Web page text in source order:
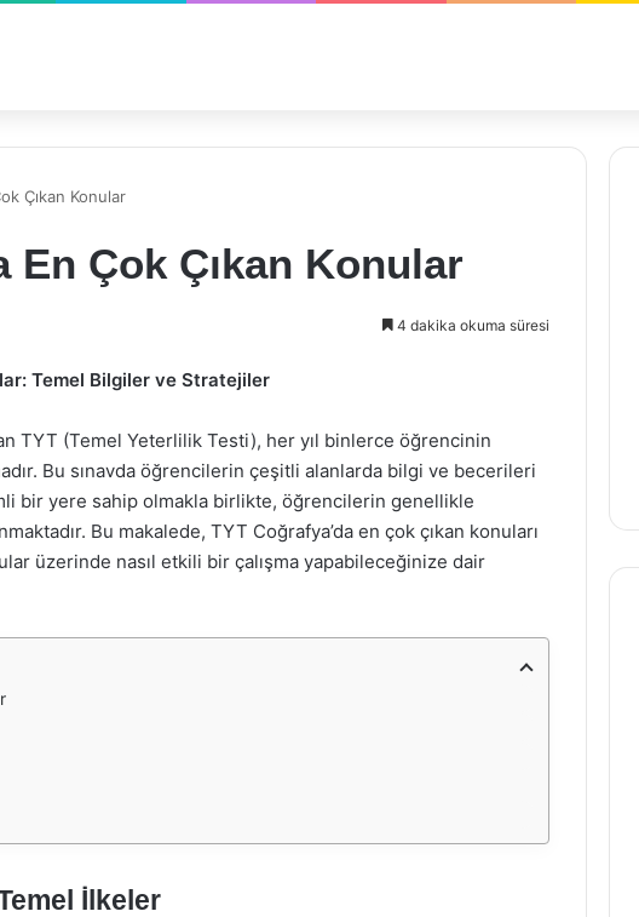
Çıkan Konular
En Çok Çıkan Konular
4 dakika okuma süresi
Temel Bilgiler ve Stratejiler
TYT (Temel Yeterlilik Testi), her yıl binlerce öğrencinin
Bu sınavda öğrencilerin çeşitli alanlarda bilgi ve becerileri
bir yere sahip olmakla birlikte, öğrencilerin genellikle
Bu makalede, TYT Coğrafya’da en çok çıkan konuları
üzerinde nasıl etkili bir çalışma yapabileceğinize dair
İlkeler